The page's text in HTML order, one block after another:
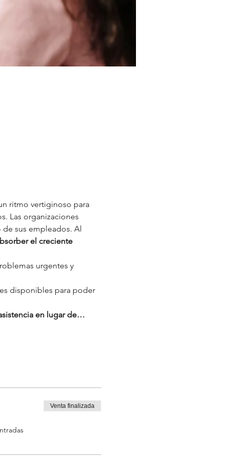
ritmo vertiginoso para
Las organizaciones
sus empleados. Al
el creciente
urgentes y
disponibles para poder
en lugar de…
Venta finalizada